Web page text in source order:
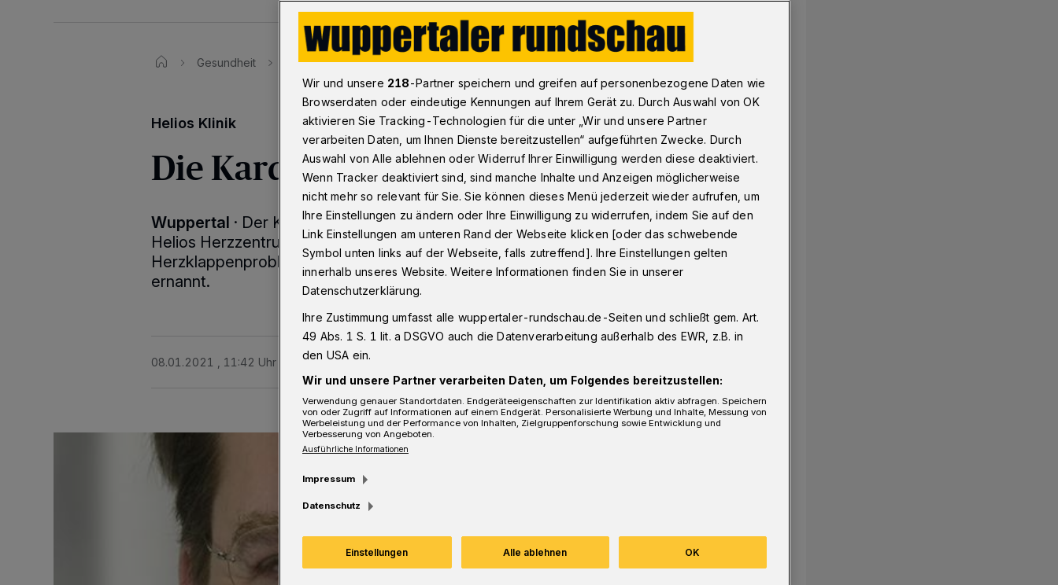
Gesundheit Die Kardiologie am Herzzentrum Wuppertal wird verstärkt
Helios Klinik
Die Kardiologie wird verstärkt
Wuppertal · Der Klinikbereich für „Strukturelle Herzerkrankung“ am
Helios Herzzentrum Wuppertal betreut alle Patienten mit
Herzklappenproblemen. Professor Marc Vorpahl wurde zum Chefarzt
ernannt.
08.01.2021 , 11:42 Uhr 2 Minuten Lesezeit
Wir und unsere 218-Partner speichern und greifen auf personenbezogene Daten wie
Browserdaten oder eindeutige Kennungen auf Ihrem Gerät zu. Durch Auswahl von OK
aktivieren Sie Tracking-Technologien für die unter „Wir und unsere Partner
verarbeiten Daten, um Ihnen Dienste bereitzustellen“ aufgeführten Zwecke. Durch
Auswahl von Alle ablehnen oder Widerruf Ihrer Einwilligung werden diese deaktiviert.
Wenn Tracker deaktiviert sind, sind manche Inhalte und Anzeigen möglicherweise
nicht mehr so relevant für Sie. Sie können dieses Menü jederzeit wieder aufrufen, um
Ihre Einstellungen zu ändern oder Ihre Einwilligung zu widerrufen, indem Sie auf den
Link Einstellungen am unteren Rand der Webseite klicken [oder das schwebende
Symbol unten links auf der Webseite, falls zutreffend]. Ihre Einstellungen gelten
innerhalb unseres Website. Weitere Informationen finden Sie in unserer
Datenschutzerklärung.
Ihre Zustimmung umfasst alle wuppertaler-rundschau.de-Seiten und schließt gem. Art.
49 Abs. 1 S. 1 lit. a DSGVO auch die Datenverarbeitung außerhalb des EWR, z.B. in
den USA ein.
Wir und unsere Partner verarbeiten Daten, um Folgendes bereitzustellen:
Verwendung genauer Standortdaten. Endgeräteeigenschaften zur Identifikation aktiv abfragen. Speichern
von oder Zugriff auf Informationen auf einem Endgerät. Personalisierte Werbung und Inhalte, Messung von
Werbeleistung und der Performance von Inhalten, Zielgruppenforschung sowie Entwicklung und
Verbesserung von Angeboten.
Ausführliche Informationen
Impressum
Datenschutz
Einstellungen Alle ablehnen OK